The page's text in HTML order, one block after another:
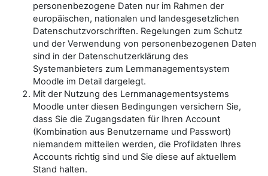
personenbezogene Daten nur im Rahmen der
europäischen, nationalen und landesgesetzlichen
Datenschutzvorschriften. Regelungen zum Schutz
und der Verwendung von personenbezogenen Daten
sind in der Datenschutzerklärung des
Systemanbieters zum Lernmanagementsystem
Moodle im Detail dargelegt.
Mit der Nutzung des Lernmanagementsystems
Moodle unter diesen Bedingungen versichern Sie,
dass Sie die Zugangsdaten für Ihren Account
(Kombination aus Benutzername und Passwort)
niemandem mitteilen werden, die Profildaten Ihres
Accounts richtig sind und Sie diese auf aktuellem
Stand halten.